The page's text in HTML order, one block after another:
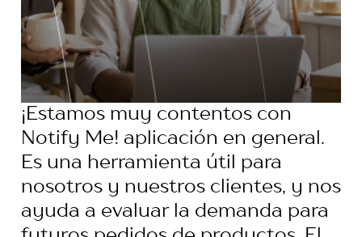
¡Estamos muy contentos con
Notify Me! aplicación en general.
Es una herramienta útil para
nosotros y nuestros clientes, y nos
ayuda a evaluar la demanda para